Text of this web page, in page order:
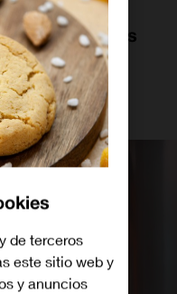
Finestrelles
de terceros
este sitio web y
y anuncios